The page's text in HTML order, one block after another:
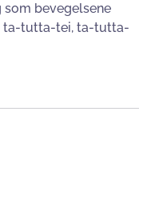
bevegelsene
ta-tutta-tei, ta-tutta-